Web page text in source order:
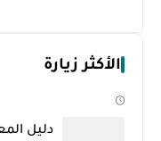
الأكثر زيارة
دليل